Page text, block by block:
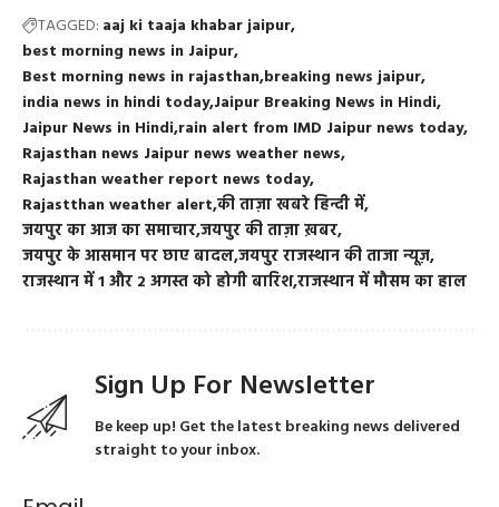
TAGGED: aaj ki taaja khabar jaipur
best morning news in Jaipur
Best morning news in rajasthan breaking news jaipur
india news in hindi today Jaipur Breaking News in Hindi
Jaipur News in Hindi rain alert from IMD Jaipur news today
Rajasthan news Jaipur news weather news
Rajasthan weather report news today
Rajastthan weather alert की ताज़ा खबरे हिन्दी में
जयपुर का आज का समाचारजयपुर की ताज़ा ख़बर
जयपुर के आसमान पर छाए बादलजयपुर राजस्थान की ताजा न्यूज़
राजस्थान में 1 और 2 अगस्त को होगी बारिशराजस्थान में मौसम का हाल
Sign Up For Newsletter
Be keep up! Get the latest breaking news delivered
straight to your inbox.